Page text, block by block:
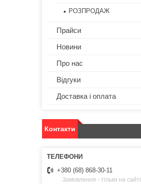
РОЗПРОДАЖ
Прайси
Новини
Про нас
Відгуки
Доставка і оплата
Контакти
+380 (68) 868-30-11
Замовлення - тільки на сайті